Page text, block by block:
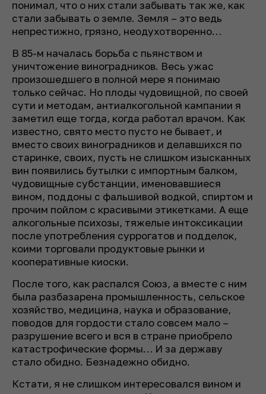
понимал, что о них стали забывать так же, как
стали забывать о земле. Земля – это ведь
непрестижно, грязно, неодухотворенно…
В 85-м началась борьба с пьянством и
уничтожение виноградников. Весь ужас
произошедшего в полной мере я понимаю
только сейчас. Но плоды чудовищной, по своей
сути и методам, антиалкогольной кампании я
заметил еще тогда, когда работал врачом. Как
известно, свято место пусто не бывает, и
вместо своих виноградников и делавшихся по
старинке, своих, пусть не слишком изысканных
вин появились бутылки с импортным балком,
чудовищные субстанции, именовавшиеся
вином, поддоны с фальшивой водкой, спиртом и
прочим пойлом с красивыми этикетками. А еще
алкогольные психозы, тяжелые интоксикации
после употребления суррогатов и подделок,
коими торговали продуктовые рынки и
кооперативные киоски.
После того, как распался Союз, а вместе с ним
была разбазарена промышленность, сельское
хозяйство, медицина, наука и образование,
поводов для гордости стало совсем мало –
разрушение всего и вся в стране приобрело
катастрофические формы… И за державу
стало обидно. Безнадежно обидно.
Кстати, я не слишком интересовался вином и